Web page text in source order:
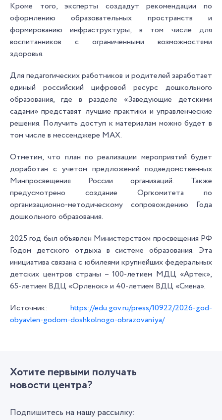
Кроме того, эксперты создадут рекомендации по
оформлению образовательных пространств и
формированию инфраструктуры, в том числе для
воспитанников с ограниченными возможностями
здоровья.
Для педагогических работников и родителей заработает
единый российский цифровой ресурс дошкольного
образования, где в разделе «Заведующие детскими
садами» представят лучшие практики и управленческие
решения. Получить доступ к материалам можно будет в
том числе в мессенджере MAX.
Отметим, что план по реализации мероприятий будет
доработан с учетом предложений подведомственных
Минпросвещения России организаций. Также
предусмотрено создание Оргкомитета по
организационно-методическому сопровождению Года
дошкольного образования.
2025 год был объявлен Министерством просвещения РФ
Годом детского отдыха в системе образования. Эта
инициатива связана с юбилеями крупнейших федеральных
детских центров страны – 100-летием МДЦ «Артек»,
65-летием ВДЦ «Орленок» и 40-летием ВДЦ «Смена».
Источник: https://edu.gov.ru/press/10922/2026-god-
obyavlen-godom-doshkolnogo-obrazovaniya/
Хотите первыми получать
новости центра?
Подпишитесь на нашу рассылку: